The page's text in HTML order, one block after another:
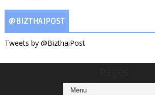
@BIZTHAIPOST
Tweets by @BizthaiPost